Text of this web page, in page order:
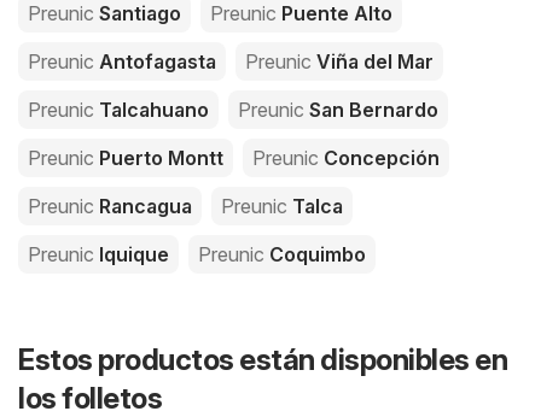
Preunic Santiago Preunic Puente Alto
Preunic Antofagasta Preunic Viña del Mar
Preunic Talcahuano Preunic San Bernardo
Preunic Puerto Montt Preunic Concepción
Preunic Rancagua Preunic Talca
Preunic Iquique Preunic Coquimbo
Estos productos están disponibles en
los folletos